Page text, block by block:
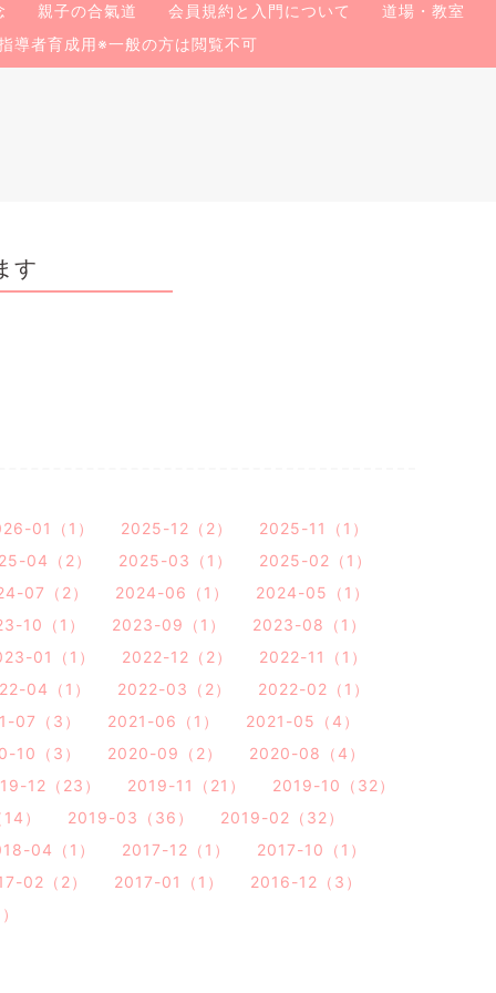
親子の合氣道 会員規約と入門について
道場・教室
導者育成用※一般の方は閲覧不可
す
01（1） 2025-12（2）
2025-11（1）
04（2） 2025-03（1）
2025-02（1）
07（2） 2024-06（1）
2024-05（1）
10（1） 2023-09（1）
2023-08（1）
01（1） 2022-12（2）
2022-11（1）
04（1） 2022-03（2）
2022-02（1）
07（3） 2021-06（1）
2021-05（4）
10（3） 2020-09（2）
2020-08（4）
12（23） 2019-11（21）
2019-10（32）
） 2019-03（36）
2019-02（32）
04（1） 2017-12（1）
2017-10（1）
02（2） 2017-01（1）
2016-12（3）